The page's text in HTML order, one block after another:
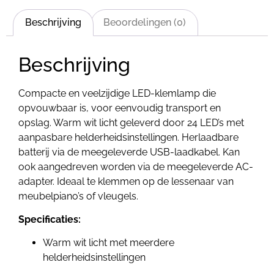
Beschrijving Beoordelingen (0)
Beschrijving
Compacte en veelzijdige LED-klemlamp die
opvouwbaar is, voor eenvoudig transport en
opslag. Warm wit licht geleverd door 24 LED’s met
aanpasbare helderheidsinstellingen. Herlaadbare
batterij via de meegeleverde USB-laadkabel. Kan
ook aangedreven worden via de meegeleverde AC-
adapter. Ideaal te klemmen op de lessenaar van
meubelpiano’s of vleugels.
Specificaties:
Warm wit licht met meerdere
helderheidsinstellingen